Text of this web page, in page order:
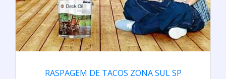
RASPAGEM DE TACOS ZONA SUL SP